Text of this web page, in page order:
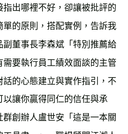
出哪裡不好，卻讓被批評的
單的原則，搭配實例，告訴我
董事長李森斌「特別推薦給
需要執行員工績效面談的主管
的心態建立與實作指引，不
讓你贏得同仁的信任與承
創辦人盧世安「這是一本關